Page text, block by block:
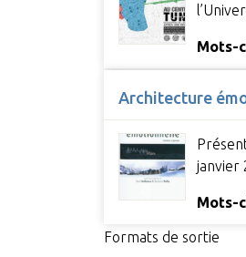
Mots-
Architecture
janvier
Mots-
Formats de sortie